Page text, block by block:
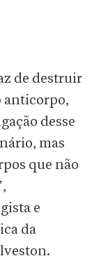
de destruir
anticorpo,
desse
mas
que não
e
da